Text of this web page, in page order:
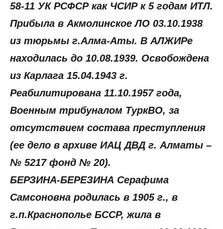
58-11 УК РСФСР как ЧСИР к 5 годам ИТЛ.
Прибыла в Акмолинское ЛО 03.10.1938
из тюрьмы г.Алма-Аты. В АЛЖИРе
находилась до 10.08.1939. Освобождена
из Карлага 15.04.1943 г.
Реабилитирована 11.10.1957 года,
Военным трибуналом ТуркВО, за
отсутствием состава преступления
(ее дело в архиве ИАЦ ДВД г. Алматы –
№ 5217 фонд № 20).
БЕРЗИНА-БЕРЕЗИНА Серафима
Самсоновна родилась в 1905 г., в
г.п.Краснополье БССР, жила в